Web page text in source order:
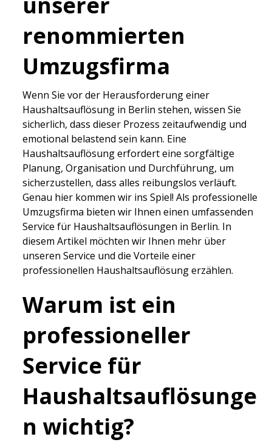
renommierten
Umzugsfirma
Wenn Sie vor der Herausforderung einer
Haushaltsauflösung in Berlin stehen, wissen Sie
sicherlich, dass dieser Prozess zeitaufwendig und
emotional belastend sein kann. Eine
Haushaltsauflösung erfordert eine sorgfältige
Planung, Organisation und Durchführung, um
sicherzustellen, dass alles reibungslos verläuft.
Genau hier kommen wir ins Spiel! Als professionelle
Umzugsfirma bieten wir Ihnen einen umfassenden
Service für Haushaltsauflösungen in Berlin. In
diesem Artikel möchten wir Ihnen mehr über
unseren Service und die Vorteile einer
professionellen Haushaltsauflösung erzählen.
Warum ist ein
professioneller
Service für
Haushaltsauflösunge
n wichtig?